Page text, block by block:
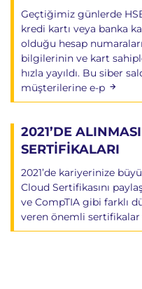
Geçtiğimiz günlerde
kredi kartı veya banka
olduğu hesap
bilgilerinin ve kart
hızla yayıldı. Bu siber
müşterilerine e-p
2021’DE
SERTİFİKALARI
2021’de kariyerinize
Cloud Sertifikasını
ve CompTIA gibi farklı
veren önemli sertifikalar